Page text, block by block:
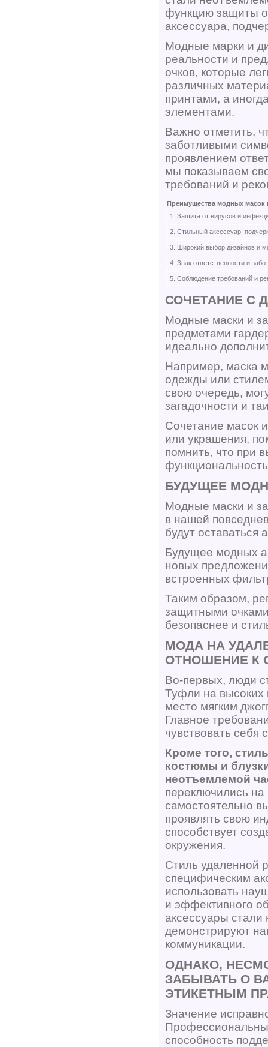
функцию защиты
аксессуара,
Модные марки и
реальности и
очков, которые
различных
принтами, а
элементами.
Важно отметить,
заботливыми
проявлением
мы показываем
требований и
Преимущества модных масок
1. Защита от вирусов и
2. Стильный аксессуар,
3. Широкий выбор дизайнов и
4. Знак ответственности и
5. Соблюдение требований и
СОЧЕТАНИЕ С
Модные маски и
предметами
идеально
Например, маска
одежды или
свою очередь,
загадочности и
Сочетание масок
или украшения,
помнить, что при
БУДУЩЕЕ
Модные маски и
в нашей
будут оставаться
Будущее модных
новых
встроенных
Таким образом,
защитными
безопаснее и
МОДА НА
ОТНОШЕНИЕ К
Во-первых, люди
Туфли на высоких
место мягким
Главное
чувствовать себя
Кроме того,
костюмы и
неотъемлемой
переключились
самостоятельно
проявлять свою
способствует
окружения.
Стиль удаленной
специфическим
использовать
и эффективного
аксессуары
демонстрируют
коммуникации.
ОДНАКО,
ЗАБЫВАТЬ О
ЭТИКЕТНЫМ
Значение
способность